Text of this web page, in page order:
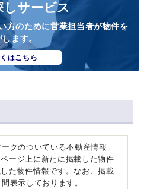
しサービス
方のために営業担当者が物件を
ます。
はこちら
ークのついている不動産情報
ージ上に新たに掲載した物件
た物件情報です。なお、掲載
表示しております。